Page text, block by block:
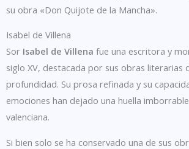
su obra «Don Quijote de la Mancha».
Isabel de Villena
Sor Isabel de Villena fue una escritora y
siglo XV, destacada por sus obras literarias
profundidad. Su prosa refinada y su
emociones han dejado una huella
valenciana.
Si bien solo se ha conservado una de sus